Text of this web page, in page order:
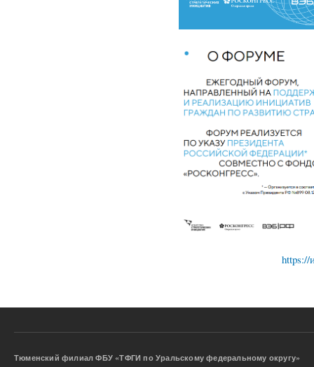
https://
Тюменский филиал ФБУ «ТФГИ по Уральскому